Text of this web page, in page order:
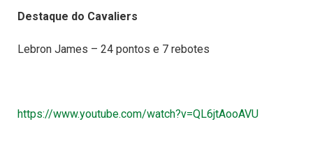
Destaque do Cavaliers
Lebron James – 24 pontos e 7 rebotes
https://www.youtube.com/watch?v=QL6jtAooAVU